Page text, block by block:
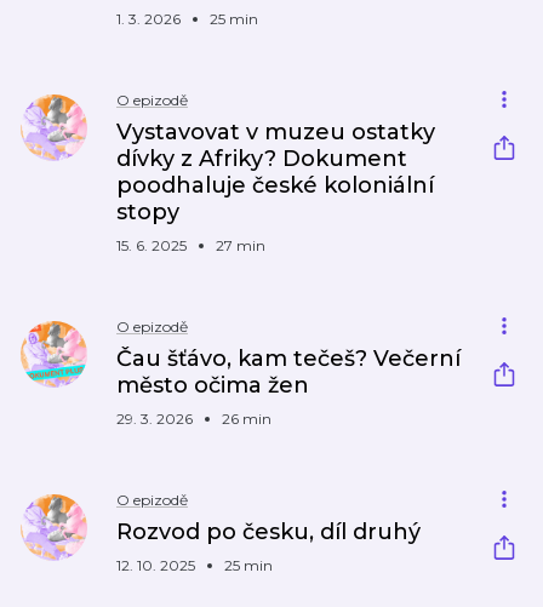
1. 3. 2026 25 min
O epizodě
Vystavovat v muzeu ostatky
dívky z Afriky? Dokument
poodhaluje české koloniální
stopy
15. 6. 2025 27 min
O epizodě
Čau šťávo, kam tečeš? Večerní
město očima žen
29. 3. 2026 26 min
O epizodě
Rozvod po česku, díl druhý
12. 10. 2025 25 min